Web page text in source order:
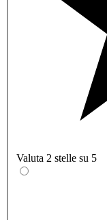
Valuta 2 stelle su 5